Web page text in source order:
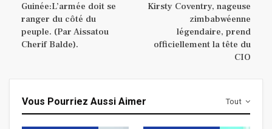
Guinée:L’armée doit se
ranger du côté du
peuple. (Par Aissatou
Cherif Balde).
Kirsty Coventry, nageuse
zimbabwéenne
légendaire, prend
officiellement la tête du
CIO
Tout
Vous Pourriez Aussi Aimer